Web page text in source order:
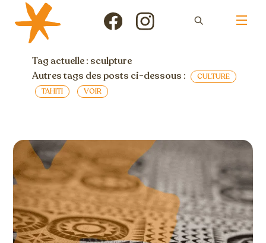
content
Icon
Icon
Tag actuelle : sculpture
Autres tags des posts ci-dessous :
CULTURE
TAHITI
VOIR